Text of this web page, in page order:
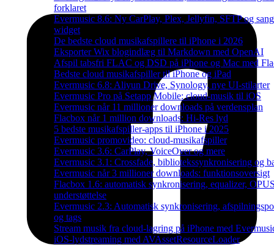
forklaret
Evermusic 8.6: Ny CarPlay, Plex, Jellyfin, SFTP og
widget
De bedste cloud musikafspillere til iPhone i 2026
Eksporter Wix blogindlæg til Markdown med OpenAI
Afspil tabsfri FLAC og DSD på iPhone og Mac med
Bedste cloud musikafspiller til iPhone og iPad
Evermusic 6.8: Aliyun Drive, Synology, nye UI-stilarter
Evermusic Pro på Setapp Mobile: cloud-musik til iOS
Evermusic når 11 millioner downloads på verdensplan
Flacbox når 1 million downloads: Hi-Res lyd
5 bedste musikafspiller-apps til iPhone i 2025
Evermusic promovideo: cloud-musikafspiller
Evermusic 3.6: CarPlay, VoiceOver og mere
Evermusic 3.1: Crossfade, bibliotekssynkronisering og
Evermusic når 3 millioner downloads: funktionsoversigt
Flacbox 1.6: automatisk synkronisering, equalizer,
understøttelse
Evermusic 2.3: Automatisk synkronisering,
og tags
Stream musik fra cloud-lagring på iPhone med
iOS-lydstreaming med AVAssetResourceLoader